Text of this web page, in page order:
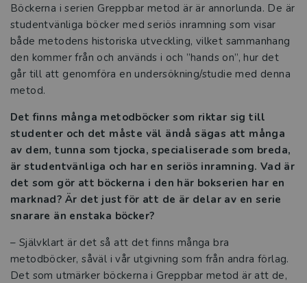
Böckerna i serien Greppbar metod är är annorlunda. De är
studentvänliga böcker med seriös inramning som visar
både metodens historiska utveckling, vilket sammanhang
den kommer från och används i och ”hands on”, hur det
går till att genomföra en undersökning/studie med denna
metod.
Det finns många metodböcker som riktar sig till
studenter och det måste väl ändå sägas att många
av dem, tunna som tjocka, specialiserade som breda,
är studentvänliga och har en seriös inramning. Vad är
det som gör att böckerna i den här bokserien har en
marknad? Är det just för att de är delar av en serie
snarare än enstaka böcker?
– Självklart är det så att det finns många bra
metodböcker, såväl i vår utgivning som från andra förlag.
Det som utmärker böckerna i Greppbar metod är att de,